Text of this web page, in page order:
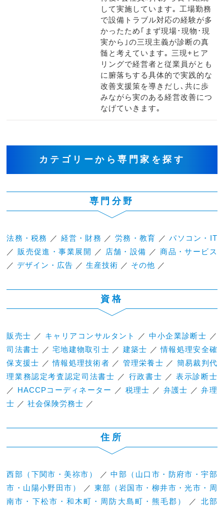
して実施しています｡ 工場勤務
で設備トラブル対応の経験が多
かったため｢まず現場･現物･現
実から｣の三現主義が診断の真
髄と考えています｡ 三現+ヒア
リングで経営者と従業員がとも
に腑落ちする具体的で実践的な
改善支援策を導きだし､共に歩
みながら実のある経営改善につ
なげていきます｡
カテゴリーから専門家を探す
専門分野
法務・税務 ／ 経営・財務 ／ 労務・教育 ／パソコン・IT
／ 販売促進・事業展開 ／ 店舗・設備 ／商品・サービス
／ デザイン・広告 ／生産技術 ／ その他 ／
資格
販売士 ／ キャリアコンサルタント ／中小企業診断士 ／
司法書士 ／宅地建物取引士 ／ 建築士 ／情報処理安全確
保支援士 ／情報処理技術者 ／ 管理栄養士 ／ 簡易裁判代
理業務認定考査認定司法書士 ／ 行政書士 ／表示診断士
／ HACCPコーディネーター ／ 税理士 ／ 弁護士 ／弁理
士 ／社会保険労務士 ／
住所
西部（下関市・美祢市） ／中部（山口市・防府市・宇部
市・山陽小野田市）
／ 東部（岩国市・柳井市・光市・周
南市・下松市・和木町・周防大島町・熊毛郡）
／ 北部